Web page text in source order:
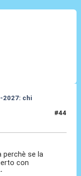
2027: chi
#44
perchè se la
con